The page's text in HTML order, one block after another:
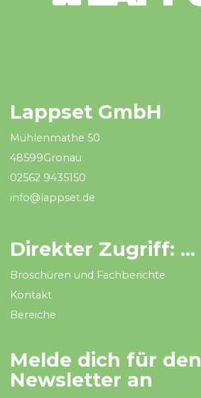
Lappset GmbH
Mühlenmathe 50
48599Gronau
02562 9435150
info@lappset.de
Direkter Zugriff: ...
Broschüren und Fachberichte
Kontakt
Bereiche
Melde dich für den
Newsletter an